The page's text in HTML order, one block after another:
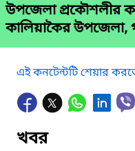
উপজেলা প্রকৌশলীর
কালিয়াকৈর উপজেলা,
এই কনটেন্টটি শেয়ার
খবর